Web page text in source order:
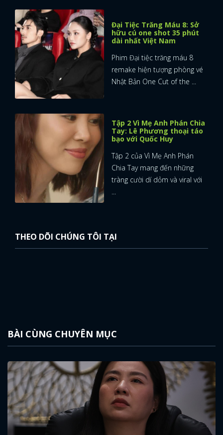
Đại Tiệc Trăng Máu 8: Sở
hữu cú one shot 35 phút
dài nhất Việt Nam
Phim Đại tiệc trăng máu 8
remake hiện tượng phòng vé
Nhật Bản One Cut of the ...
Tập 2 Vì Mẹ Anh Phán Chia
Tay: Lê Phương thoại táo
bạo với Quốc Huy
Tập 2 của Vì Mẹ Anh Phán
Chia Tay mang đến những
tràng cười dí dỏm và viral với
...
THEO DÕI CHÚNG TÔI TẠI
BÀI CÙNG CHUYÊN MỤC